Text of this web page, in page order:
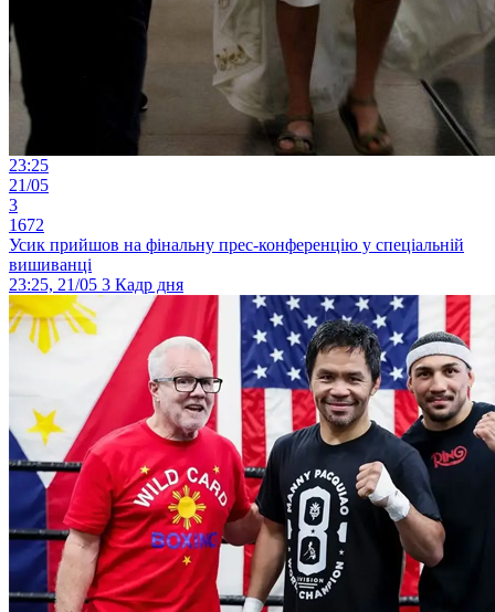
23:25
21/05
3
1672
Усик прийшов на фінальну прес-конференцію у спеціальній
вишиванці
23:25, 21/05 3 Кадр дня